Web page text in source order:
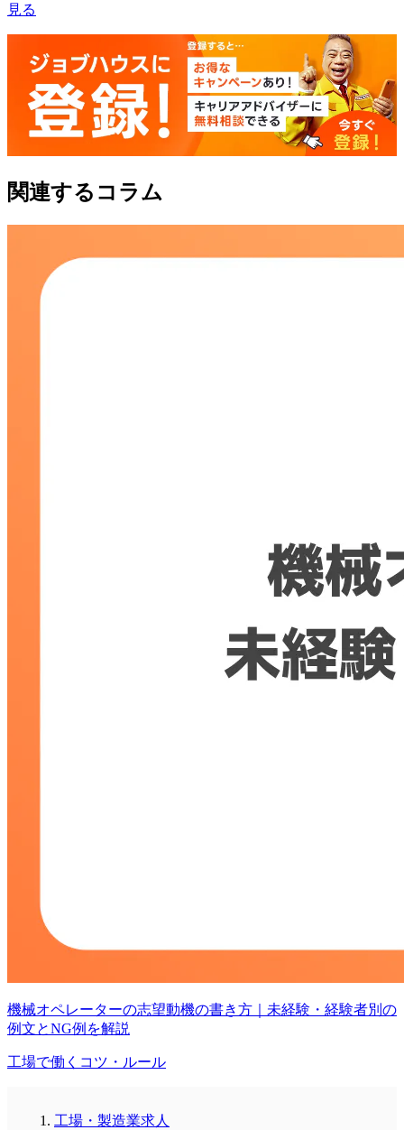
見る
関連するコラム
機械オペレーターの志望動機の書き方｜未経験・経験者別の
例文とNG例を解説
工場で働くコツ・ルール
工場・製造業求人